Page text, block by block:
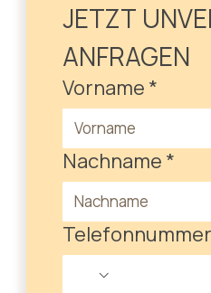
JETZT
ANFRAGEN
Vorname *
Nachname *
Telefonnummer